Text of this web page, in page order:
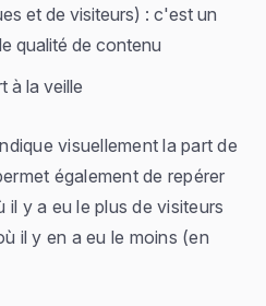
et de visiteurs) : c'est un
qualité de contenu
à la veille
visuellement la part de
également de repérer
y a eu le plus de visiteurs
il y en a eu le moins (en